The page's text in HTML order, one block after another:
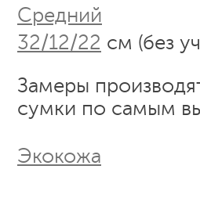
Средний
32/12/22 см (без
Замеры
сумки по самым
Экокожа